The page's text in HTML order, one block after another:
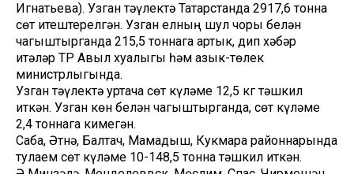
Игнатьева). Узган тәүлектә Татарстанда 2917,6 тонна
сөт җитештерелгән. Узган елның шул чоры белән
чагыштырганда 215,5 тоннага артык, дип хәбәр
итәләр ТР Авыл хуҗалыгы һәм азык-төлек
министрлыгында.
Узган тәүлектә уртача сөт күләме 12,5 кг тәшкил
иткән. Узган көн белән чагыштырганда, сөт күләме
2,4 тоннага кимегән.
Саба, Әтнә, Балтач, Мамадыш, Кукмара районнарында
тулаем сөт күләме 10-148,5 тонна тәшкил иткән.